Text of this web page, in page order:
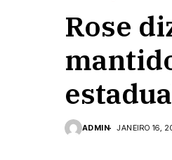
Rose
ADMIN JANEIRO 16,